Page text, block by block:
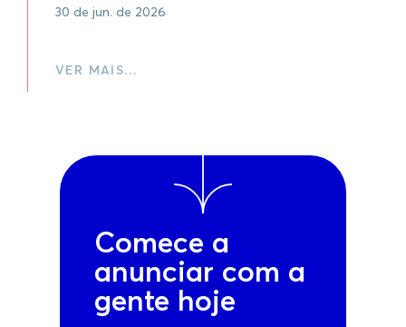
30 de jun. de 2026
VER MAIS…
Comece a
anunciar com a
gente hoje